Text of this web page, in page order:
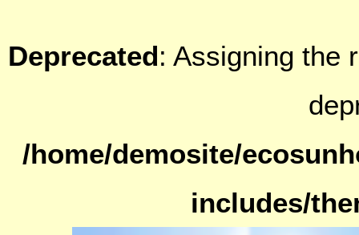
Deprecated: Assigning the
/home/demosite/
includes/